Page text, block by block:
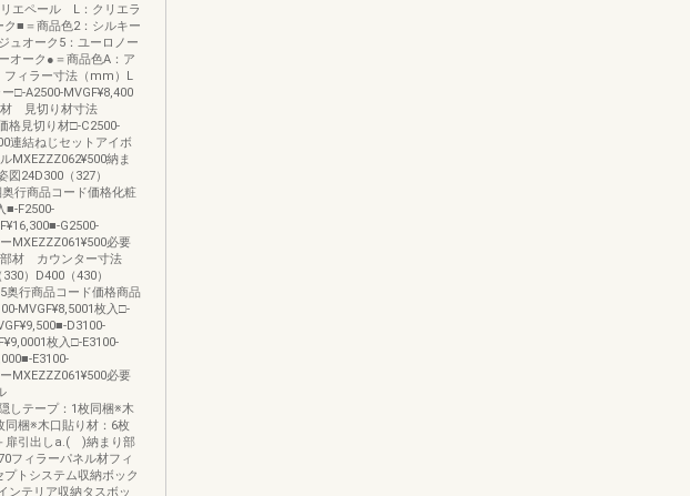
エペール L：クリエラ
■＝商品色2：シルキー
オーク5：ユーロノー
ーク●＝商品色A：ア
ィラー寸法（mm）L
□-A2500-MVGF¥8,400
材 見切り材寸法
格見切り材□-C2500-
連結ねじセットアイボ
MXEZZZ062¥500納ま
24D300（327）
行商品コード価格化粧
■-F2500-
G2500-
MXEZZZ061¥500必要
部材 カウンター寸法
）D400（430）
奥行商品コード価格商品
MVGF¥8,5001枚入□-
D3100-
枚入□-E3100-
E3100-
MXEZZZ061¥500必要
しテープ：1枚同梱※木
同梱※木口貼り材：6枚
引出しa.( )納まり部
フィラーパネル材フィ
トシステム収納ボック
ンテリア収納タスボッ